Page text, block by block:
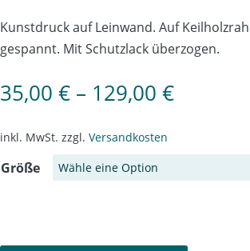
Kunstdruck auf Leinwand. Auf
gespannt. Mit Schutzlack überzogen.
35,00€ – 129,00€
inkl. MwSt. zzgl.Versandkosten
Größe